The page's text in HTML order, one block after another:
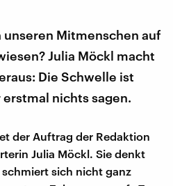
unseren Mitmenschen auf
Julia Möckl macht
Die Schwelle ist
nichts sagen.
der Auftrag der Redaktion
Julia Möckl. Sie denkt
sich nicht ganz